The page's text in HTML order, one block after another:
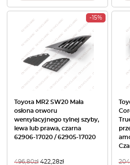
-15%
Toyota MR2 SW20 Mała
osłona otworu
wentylacyjnego tylnej szyby,
lewa lub prawa, czarna
62906-17020 / 62905-17020
496,80zł 422,28zł